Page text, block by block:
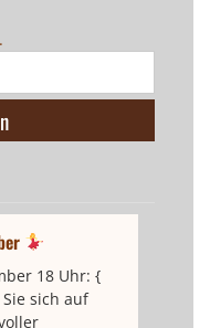
18 Uhr: {
sich auf